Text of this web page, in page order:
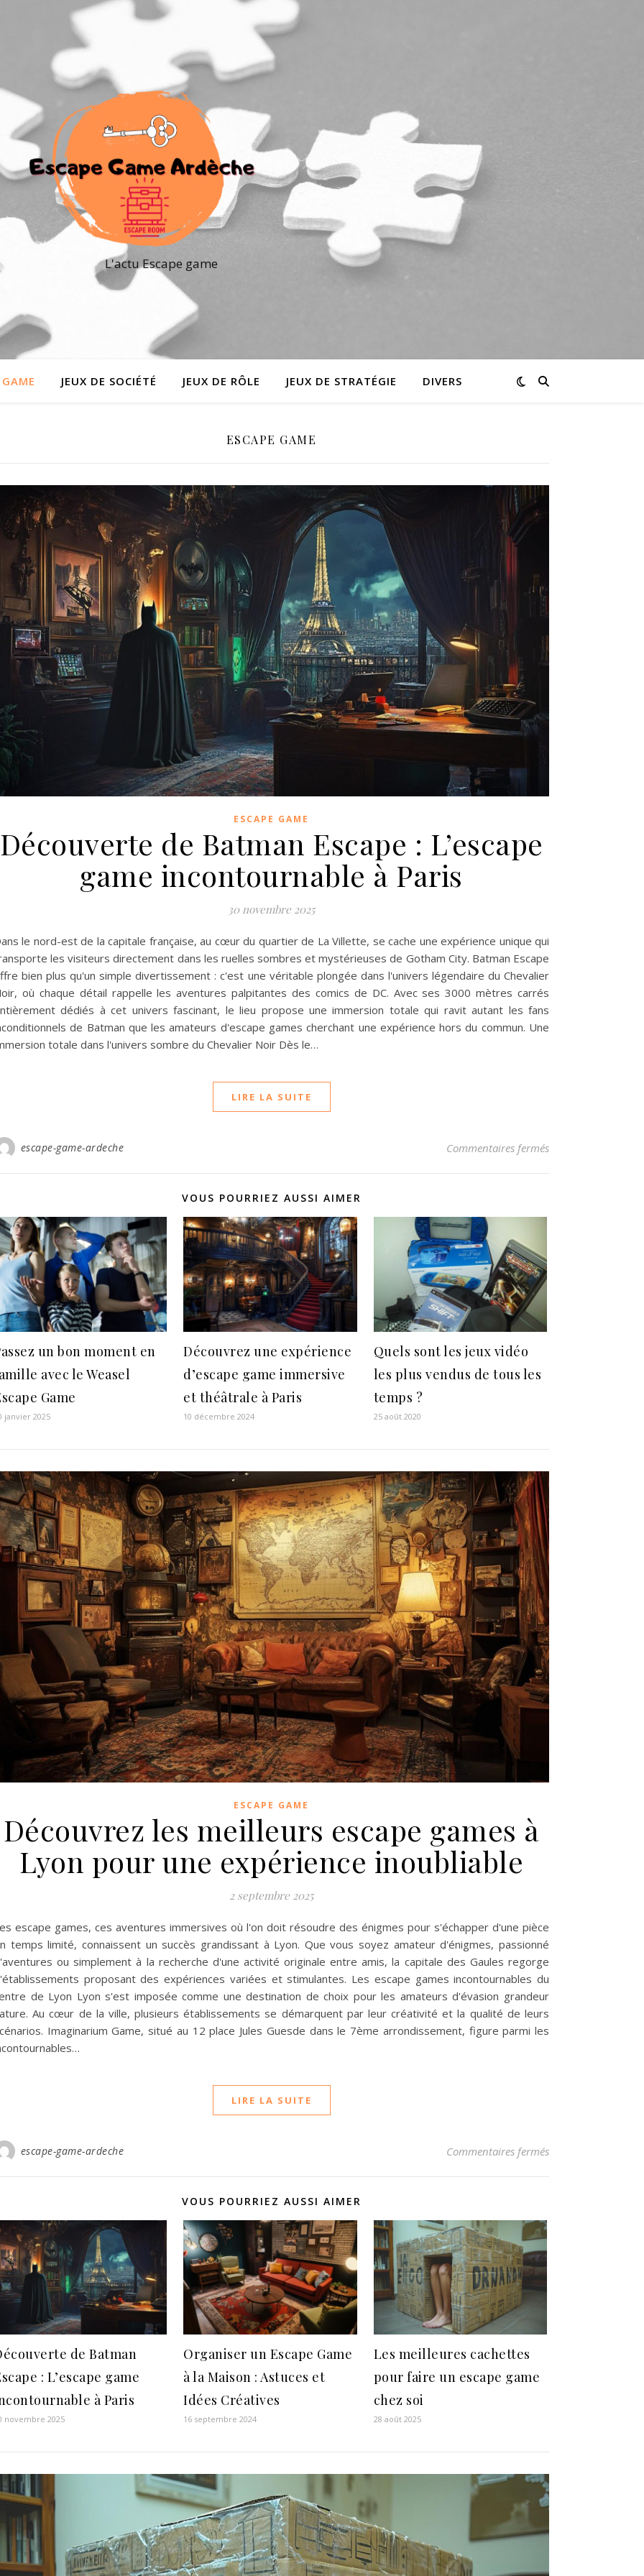
L'actu Escape game
JEUX DE SOCIÉTÉ JEUX DE RÔLE JEUX DE STRATÉGIE DIVERS
ESCAPE GAME
ESCAPE GAME
Découverte de Batman Escape : L’escape
game incontournable à Paris
30 novembre 2025
le nord-est de la capitale française, au cœur du quartier de La Villette, se cache une expérience unique qui
les visiteurs directement dans les ruelles sombres et mystérieuses de Gotham City. Batman Escape
bien plus qu'un simple divertissement : c'est une véritable plongée dans l'univers légendaire du Chevalier
où chaque détail rappelle les aventures palpitantes des comics de DC. Avec ses 3000 mètres carrés
dédiés à cet univers fascinant, le lieu propose une immersion totale qui ravit autant les fans
de Batman que les amateurs d'escape games cherchant une expérience hors du commun. Une
totale dans l'univers sombre du Chevalier Noir Dès le…
LIRE LA SUITE
escape-game-ardeche Commentaires ferméssur Découverte de
VOUS POURRIEZ AUSSI AIMER
un bon moment en
avec le Weasel
Game
janvier 2025
Découvrez une expérience
d’escape game immersive
et théâtrale à Paris
10 décembre 2024
Quels sont les jeux vidéo
les plus vendus de tous les
temps ?
25 août 2020
ESCAPE GAME
Découvrez les meilleurs escape games à
Lyon pour une expérience inoubliable
2 septembre 2025
escape games, ces aventures immersives où l'on doit résoudre des énigmes pour s'échapper d'une pièce
temps limité, connaissent un succès grandissant à Lyon. Que vous soyez amateur d'énigmes, passionné
ou simplement à la recherche d'une activité originale entre amis, la capitale des Gaules regorge
proposant des expériences variées et stimulantes. Les escape games incontournables du
de Lyon Lyon s'est imposée comme une destination de choix pour les amateurs d'évasion grandeur
Au cœur de la ville, plusieurs établissements se démarquent par leur créativité et la qualité de leurs
Imaginarium Game, situé au 12 place Jules Guesde dans le 7ème arrondissement, figure parmi les
LIRE LA SUITE
escape-game-ardeche Commentaires ferméssur Découvrez les
VOUS POURRIEZ AUSSI AIMER
de Batman
: L’escape game
à Paris
novembre 2025
Organiser un Escape Game
à la Maison : Astuces et
Idées Créatives
16 septembre 2024
Les meilleures cachettes
pour faire un escape game
chez soi
28 août 2025